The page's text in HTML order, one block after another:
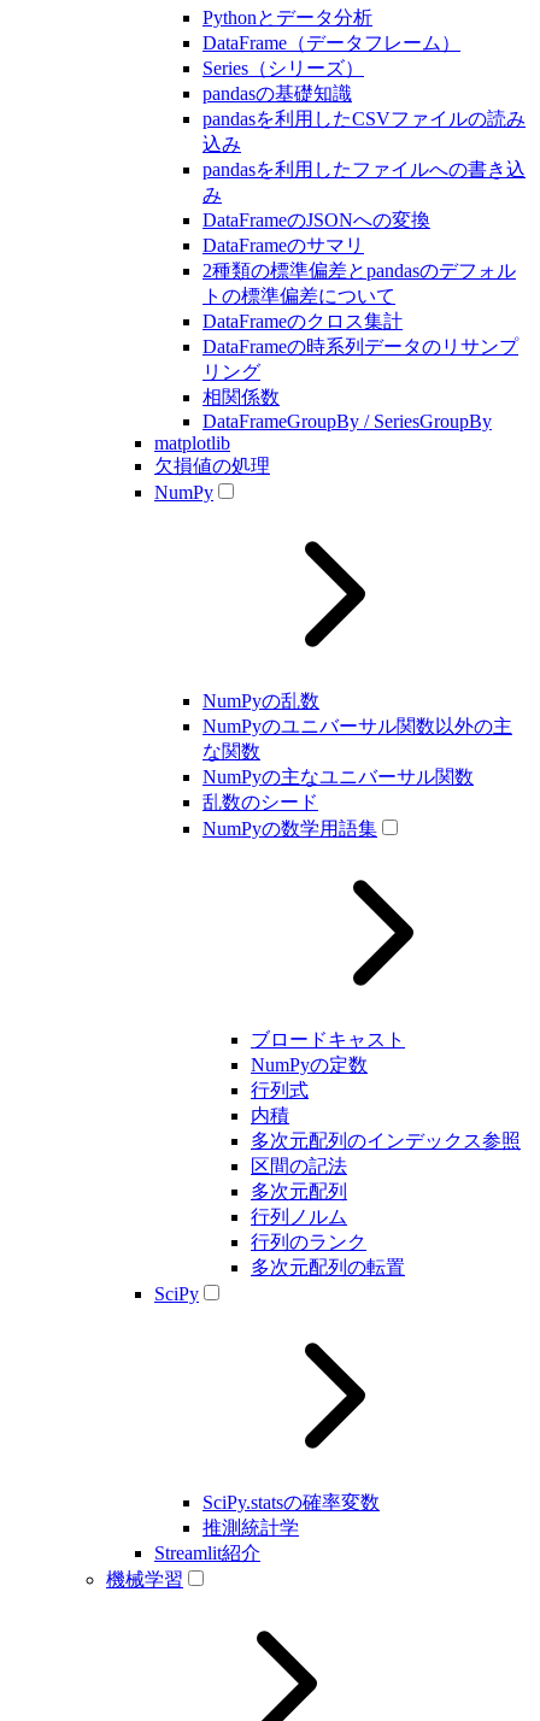
Pythonとデータ分析
DataFrame（データフレーム）
Series（シリーズ）
pandasの基礎知識
pandasを利用したCSVファイルの読み
込み
pandasを利用したファイルへの書き込
み
DataFrameのJSONへの変換
DataFrameのサマリ
2種類の標準偏差とpandasのデフォル
トの標準偏差について
DataFrameのクロス集計
DataFrameの時系列データのリサンプ
リング
相関係数
DataFrameGroupBy / SeriesGroupBy
matplotlib
欠損値の処理
NumPy
NumPyの乱数
NumPyのユニバーサル関数以外の主
な関数
NumPyの主なユニバーサル関数
乱数のシード
NumPyの数学用語集
ブロードキャスト
NumPyの定数
行列式
内積
多次元配列のインデックス参照
区間の記法
多次元配列
行列ノルム
行列のランク
多次元配列の転置
SciPy
SciPy.statsの確率変数
推測統計学
Streamlit紹介
機械学習